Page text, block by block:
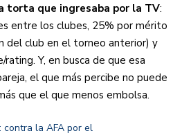
torta que ingresaba por la TV:
entre los clubes, 25% por mérito
del club en el torneo anterior) y
rating. Y, en busca de que esa
el que más percibe no puede
que el que menos embolsa.